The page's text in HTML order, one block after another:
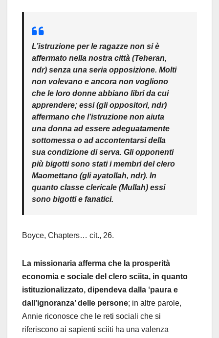
L’istruzione per le ragazze non si è
affermato nella nostra città (Teheran,
ndr) senza una seria opposizione. Molti
non volevano e ancora non vogliono
che le loro donne abbiano libri da cui
apprendere; essi (gli oppositori, ndr)
affermano che l’istruzione non aiuta
una donna ad essere adeguatamente
sottomessa o ad accontentarsi della
sua condizione di serva. Gli opponenti
più bigotti sono stati i membri del clero
Maomettano (gli ayatollah, ndr). In
quanto classe clericale (Mullah) essi
sono bigotti e fanatici.
Boyce, Chapters… cit., 26.
La missionaria afferma che la prosperità
economia e sociale del clero sciita, in quanto
istituzionalizzato, dipendeva dalla ‘paura e
dall’ignoranza’ delle persone; in altre parole,
Annie riconosce che le reti sociali che si
riferiscono ai sapienti sciiti ha una valenza